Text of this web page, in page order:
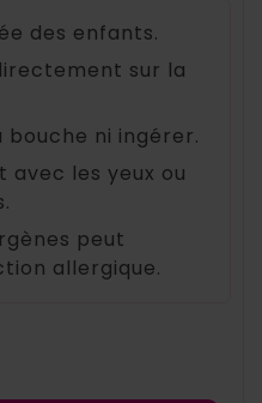
des enfants.
sur la
ni ingérer.
les yeux ou
peut
allergique.